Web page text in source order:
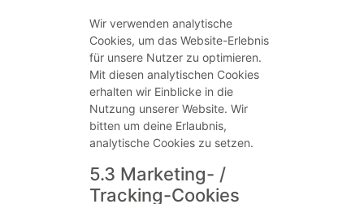
Wir verwenden analytische
Cookies, um das Website-Erlebnis
für unsere Nutzer zu optimieren.
Mit diesen analytischen Cookies
erhalten wir Einblicke in die
Nutzung unserer Website. Wir
bitten um deine Erlaubnis,
analytische Cookies zu setzen.
5.3 Marketing- /
Tracking-Cookies